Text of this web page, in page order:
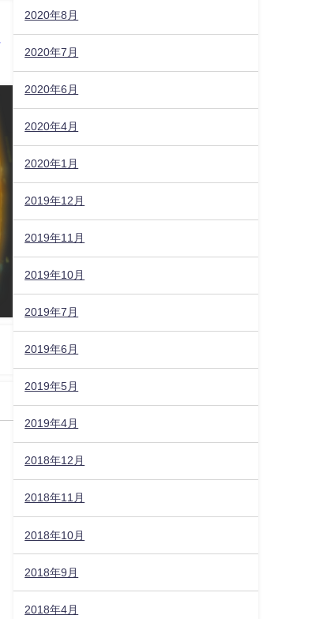
2020年8月
2020年7月
2020年6月
2020年4月
2020年1月
2019年12月
2019年11月
2019年10月
2019年7月
2019年6月
2019年5月
2019年4月
2018年12月
2018年11月
2018年10月
2018年9月
2018年4月